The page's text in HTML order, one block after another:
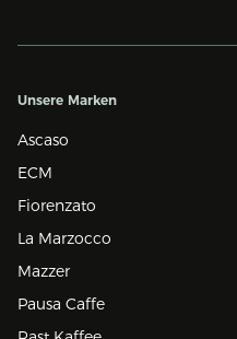
Unsere Marken
Ascaso
ECM
Fiorenzato
La Marzocco
Mazzer
Pausa Caffe